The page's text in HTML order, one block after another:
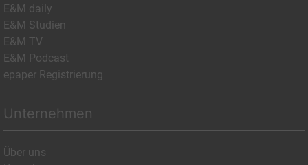
E&M daily
E&M Studien
E&M TV
E&M Podcast
epaper Registrierung
Unternehmen
Über uns